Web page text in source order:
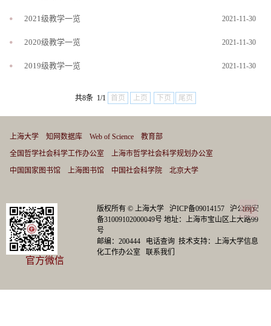
top
2021级教学一览 2021-11-30
2020级教学一览 2021-11-30
2019级教学一览 2021-11-30
共8条 1/1 首页 上页 下页 尾页
上海大学 知网数据库 Web of Science
教育部
全国哲学社会科学工作办公室
上海市哲学社会科学规划办公室
中国国家图书馆
上海图书馆 中国社会科学院 北京大学
官方微信
版权所有 ©上海大学 沪ICP备09014157
沪公网安
备31009102000049号地址：上海市宝山区上大路99
号
邮编：200444 电话查询 技术支持：
上海大学信息
化工作办公室 联系我们